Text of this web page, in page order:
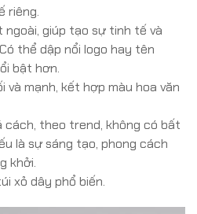
riêng.
ngoài, giúp tạo sự tinh tế và
thể dập nổi logo hay tên
bật hơn.
và mạnh, kết hợp màu hoa văn
cách, theo trend, không có bất
là sự sáng tạo, phong cách
khởi.
xỏ dây phổ biến.